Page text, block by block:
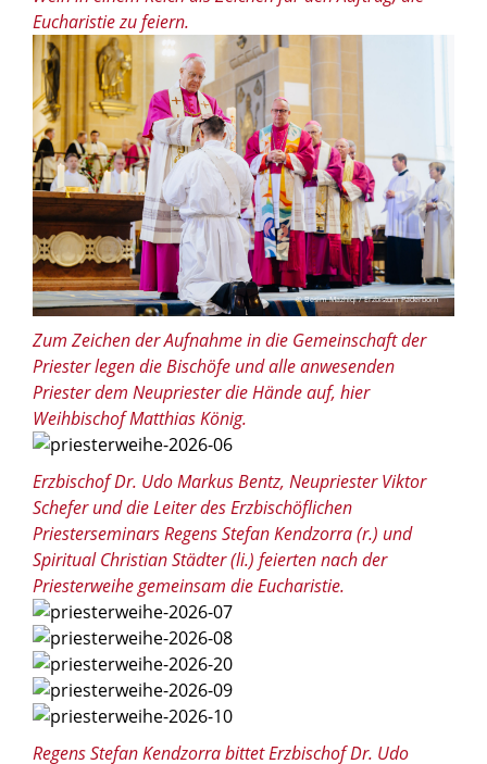
Eucharistie zu feiern.
© Besim Mazhiqi / Erzbistum Paderborn
Zum Zeichen der Aufnahme in die Gemeinschaft der
Priester legen die Bischöfe und alle anwesenden
Priester dem Neupriester die Hände auf, hier
Weihbischof Matthias König.
Erzbischof Dr. Udo Markus Bentz, Neupriester Viktor
Schefer und die Leiter des Erzbischöflichen
Priesterseminars Regens Stefan Kendzorra (r.) und
Spiritual Christian Städter (li.) feierten nach der
Priesterweihe gemeinsam die Eucharistie.
Regens Stefan Kendzorra bittet Erzbischof Dr. Udo